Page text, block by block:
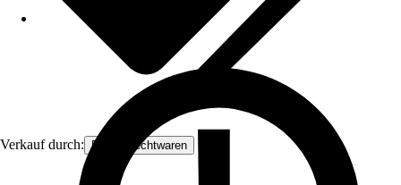
Verkauf durch: Frank Flechtwaren